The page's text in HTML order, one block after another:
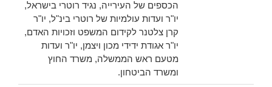
הכספים של העירייה, נגיד רוטרי בישראל,
יו"ר ועדות עולמיות של רוטרי בינ"ל, יו"ר
קרן צלטנר לקידום המשפט וזכויות האדם,
יו"ר אגודת ידידי מכון ויצמן, יו"ר ועדות
מטעם ראש הממשלה, משרד החוץ
ומשרד הביטחון.